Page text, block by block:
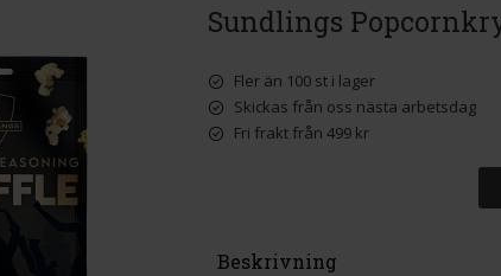
Sundlings
Fler än 100 st i lager
Skickas från oss nästa arbetsdag
Fri frakt från 499 kr
Beskrivning